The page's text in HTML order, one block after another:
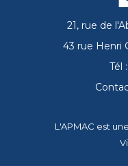
21, rue de
43 rue Henri
Tél
L'APMAC est